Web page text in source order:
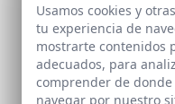
Usamos cookies y
tu experiencia de
mostrarte contenidos
adecuados, para
comprender de
navegar por nuestro